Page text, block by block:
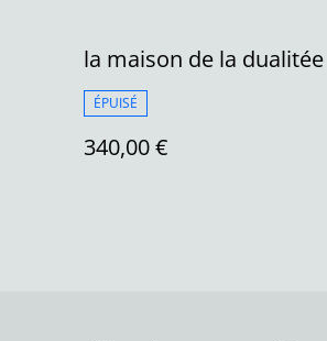
la maison de la dualitée
ÉPUISÉ
340,00 €